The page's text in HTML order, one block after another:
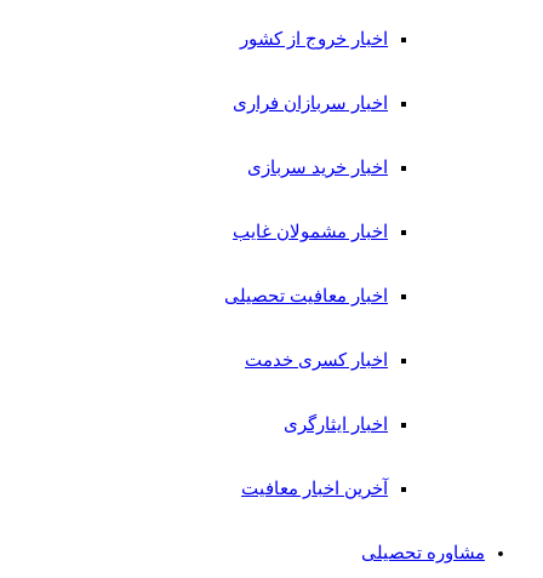
اخبار خروج از کشور
اخبار سربازان فراری
اخبار خرید سربازی
اخبار مشمولان غایب
اخبار معافیت تحصیلی
اخبار کسری خدمت
اخبار ایثارگری
آخرین اخبار معافیت
مشاوره تحصیلی